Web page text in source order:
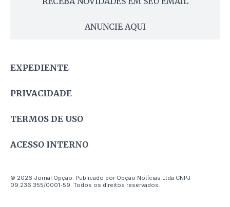
ANUNCIE AQUI
EXPEDIENTE
PRIVACIDADE
TERMOS DE USO
ACESSO INTERNO
© 2026 Jornal Opção. Publicado por Opção Notícias Ltda CNPJ
09.236.355/0001-59. Todos os direitos reservados.